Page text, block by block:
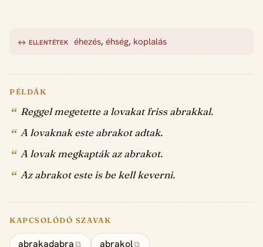
↔ ELLENTÉTEK éhezés,éhség, koplalás
PÉLDÁK
Reggel megetette a lovakat friss abrakkal.
A lovaknak este abrakot adtak.
A lovak megkapták az abrakot.
Az abrakot este is be kell keverni.
KAPCSOLÓDÓ SZAVAK
abrakadabra ⧉ abrakol⧉